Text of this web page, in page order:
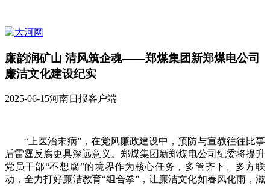
廉韵润矿山 清风筑企魂——郑煤集团新郑煤电公司
廉洁文化建设纪实
2025-06-15河南日报客户端
“上医治未病”，在党风廉政建设中，预防与宣教往往比事
后雷霆反腐更具深远意义。郑煤集团新郑煤电公司纪委将提升
党员干部“不想腐”的境界作为核心任务，多管齐下、多方联
动，全力打好廉洁教育“组合拳”，让廉洁文化如春风化雨，滋